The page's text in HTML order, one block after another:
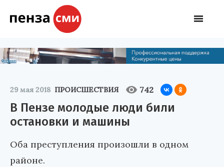
29 мая 2018 ПРОИСШЕСТВИЯ 742
В Пензе молодые люди били
остановки и машины
Оба преступления произошли в одном
районе.